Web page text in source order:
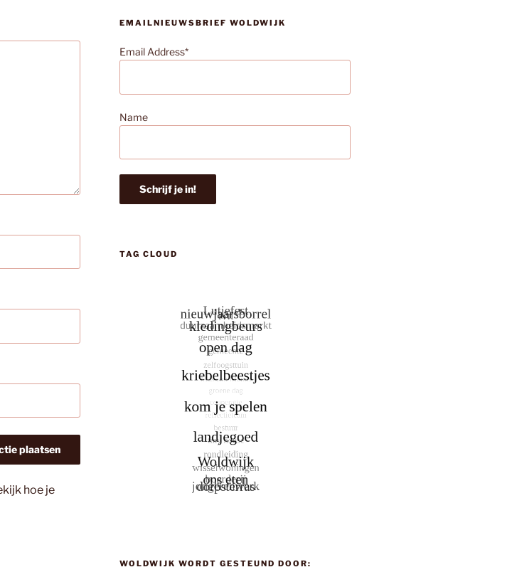
hoe je
EMAILNIEUWSBRIEF WOLDWIJK
Email Address*
Name
TAG CLOUD
WOLDWIJK WORDT GESTEUND DOOR: